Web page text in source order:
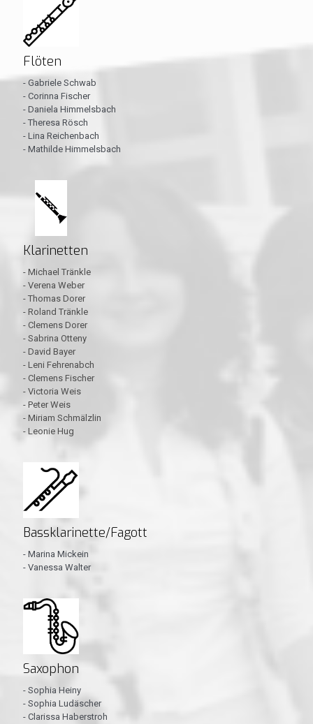
Flöten
- Gabriele Schwab
- Corinna Fischer
- Daniela Himmelsbach
- Theresa Rösch
- Lina Reichenbach
- Mathilde Himmelsbach
Klarinetten
- Michael Tränkle
- Verena Weber
- Thomas Dorer
- Roland Tränkle
- Clemens Dorer
- Sabrina Otteny
- David Bayer
- Leni Fehrenabch
- Clemens Fischer
- Victoria Weis
- Peter Weis
- Miriam Schmälzlin
- Leonie Hug
Bassklarinette/Fagott
- Marina Mickein
- Vanessa Walter
Saxophon
- Sophia Heiny
- Sophia Ludäscher
- Clarissa Haberstroh